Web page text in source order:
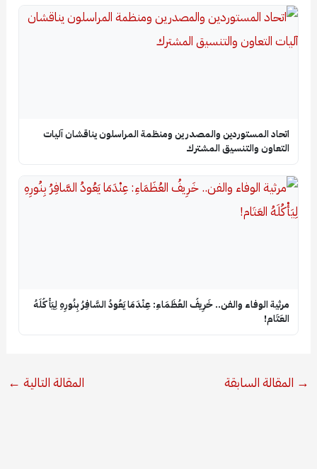
اتحاد المستوردين والمصدرين ومنظمة المراسلون يناقشان آليات
التعاون والتنسيق المشترك
​مرثية الوفاء والفن.. خَرِيفُ العُظَمَاءِ: عِنْدَمَا يَعُودُ السَّافِرُ بِنُورِهِ لِيَأْكُلَهُ
العَتَام!
→ المقالة السابقة المقالة التالية ←